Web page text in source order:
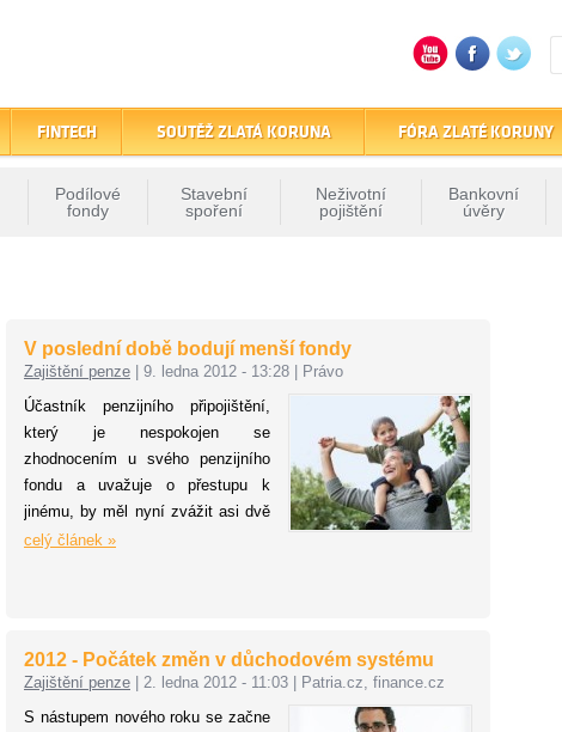
FINTECH SOUTĚŽ ZLATÁ KORUNA FÓRA ZLATÉ KORUNY
Podílové
fondy
Stavební
spoření
Neživotní
pojištění
Bankovní
úvěry
V poslední době bodují menší fondy
Zajištění penze 9. ledna 2012 - 13:28
Právo
Účastník penzijního připojištění,
který je nespokojen se
zhodnocením u svého penzijního
fondu a uvažuje o přestupu k
jinému, by měl nyní zvážit asi dvě
věci. Předně, dlouhodobou
zajímavý fakt, že nejvýkonnější
jsou v posledních letech kupodivu
dva menší fondy, a to Allianz PF a
celý článek »
2012 - Počátek změn v důchodovém systému
Zajištění penze 2. ledna 2012 - 11:03
Patria.cz, finance.cz
S nástupem nového roku se začne